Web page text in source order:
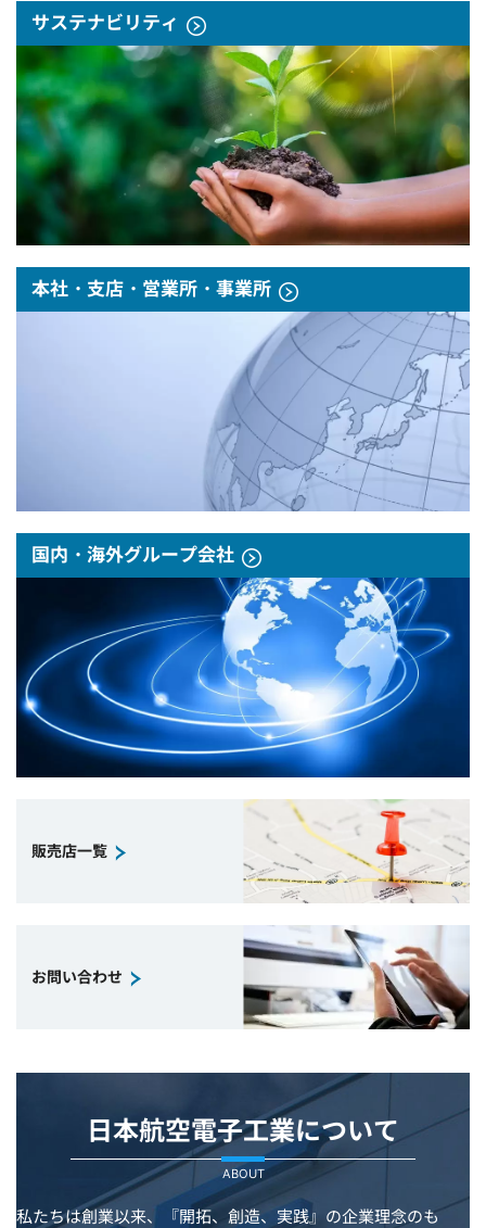
サステナビリティ
本社・支店・営業所・事業所
国内・海外グループ会社
販売店一覧
お問い合わせ
日本航空電子工業について
ABOUT
私たちは創業以来、『開拓、創造、実践』の企業理念のも